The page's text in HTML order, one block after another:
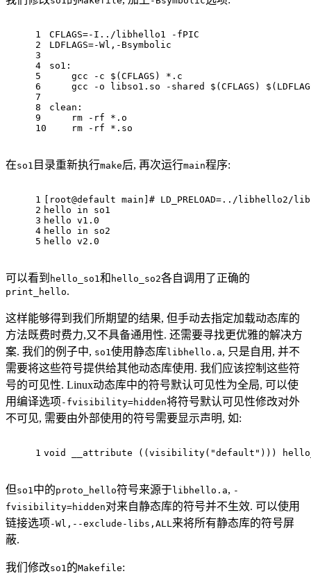
1
2
3
4
5
6
7
8
9
10
CFLAGS=-I../libhello1 -fPIC
LDFLAGS=-Wl,-Bsymbolic
so1:
    gcc -c
$(CFLAGS)
*.c
    gcc -o libso1.so -shared
$(CFLAGS)
clean:
    rm -rf *.o
    rm -rf *.so
在so1 目录重新执行make后, 再次运行main程序:
1
2
3
4
5
[root@default main] # LD_PRELOAD=../libhello2/
hello in so1
hello v1.0
hello in so2
hello v2.0
可以看到 hello_so1和 hello_so2各自调用了正确的
print_hello.
这样能够得到我们所期望的结果, 但手动去指定加载动态库的
方法既费时费力,又不具备通用性. 还需要寻找更优雅的解决方
案. 我们的例子中, so1使用静态库libhello.a, 只是自用, 并不
需要将这些符号提供给其他动态库使用. 我们应该控制这些符
号的可见性. Linux动态库中的符号默认可见性为全局, 可以使
用编译选项 -fvisibility=hidden将符号默认可见性修改对外
不可见, 需要由外部使用的符号需要显示声明, 如:
1 void __attribute ((visibility("default")))
但so1中的proto_hello符号来源于libhello.a, -
fvisibility=hidden对来自静态库的符号并不生效. 可以使用
链接选项 -Wl,--exclude-libs,ALL来将所有静态库的符号屏
蔽.
我们修改so1的Makefile: